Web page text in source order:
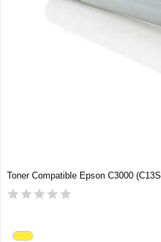
Toner Compatible Epson C3000